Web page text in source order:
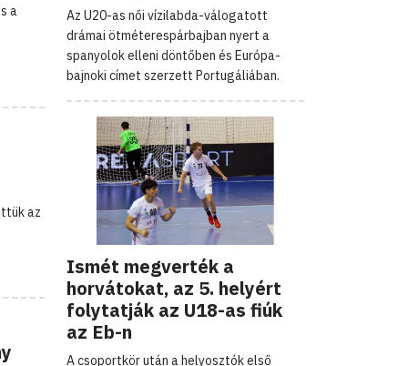
a
az
Az U20-as női vízilabda-válogatott
drámai ötméterespárbajban nyert a
spanyolok elleni döntőben és Európa-
bajnoki címet szerzett Portugáliában.
Ismét megverték a
horvátokat, az 5. helyért
folytatják az U18-as fiúk
az Eb-n
A csoportkör után a helyosztók első